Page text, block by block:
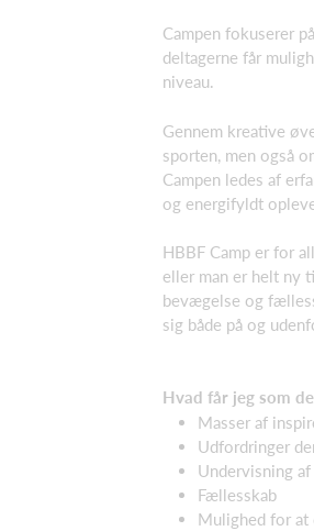
Campen fokuserer
deltagerne får
niveau.
Gennem kreative
sporten, men også
Campen ledes af
og energifyldt
HBBF Camp er for
eller man er helt ny
bevægelse og
sig både på og
Hvad får jeg som
Masser af
Udfordringer
Undervisning
Fællesskab
Mulighed for at